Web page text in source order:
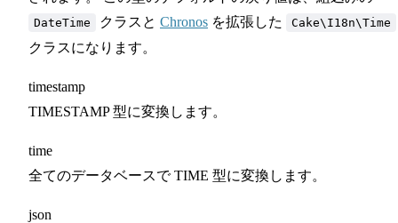
DateTime クラスと Chronos を拡張した Cake\I18n\Time
クラスになります。
timestamp
TIMESTAMP 型に変換します。
time
全てのデータベースで TIME 型に変換します。
json